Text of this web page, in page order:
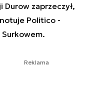
Durow zaprzeczył,
Politico -
Surkowem.
Reklama